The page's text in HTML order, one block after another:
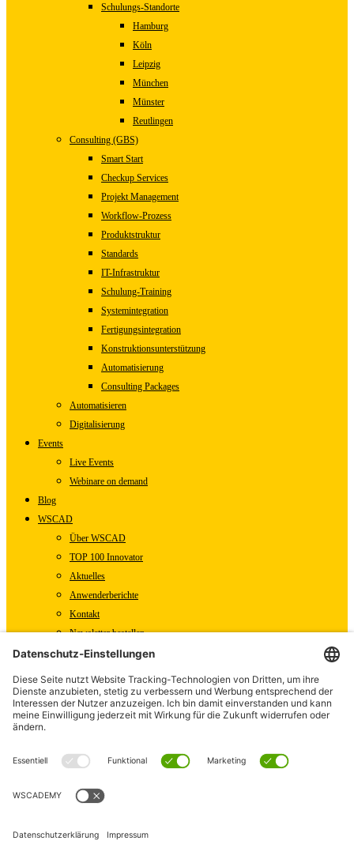
Schulungs-Standorte
Hamburg
Köln
Leipzig
München
Münster
Reutlingen
Consulting (GBS)
Smart Start
Checkup Services
Projekt Management
Workflow-Prozess
Produktstruktur
Standards
IT-Infrastruktur
Schulung-Training
Systemintegration
Fertigungsintegration
Konstruktionsunterstützung
Automatisierung
Consulting Packages
Automatisieren
Digitalisierung
Events
Live Events
Webinare on demand
Blog
WSCAD
Über WSCAD
TOP 100 Innovator
Aktuelles
Anwenderberichte
Kontakt
Newsletter bestellen
WSCAD Shop
Partner
Downloads
Pressemitteilungen
WSCAD als Arbeitgeber